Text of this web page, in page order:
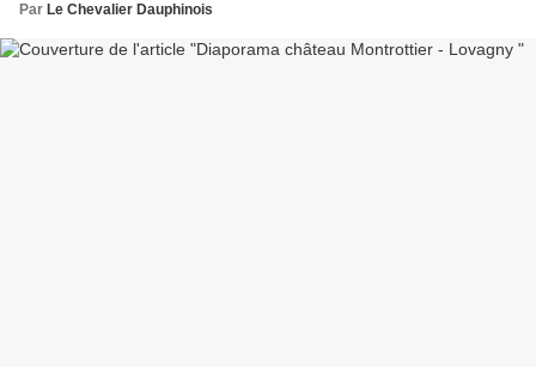
Par Le Chevalier Dauphinois